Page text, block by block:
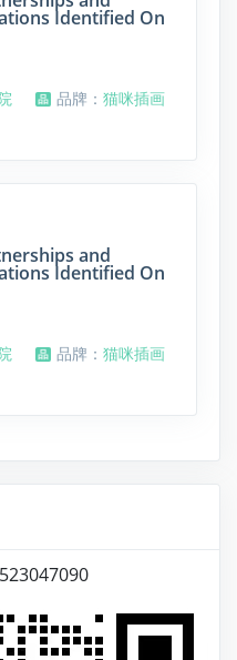
Identified On
品牌： 猫咪插画
and
Identified On
品牌： 猫咪插画